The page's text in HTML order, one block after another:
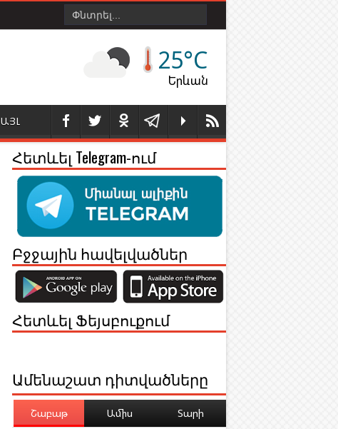
25°C
Երևան
ԱՅԼ
Հետևել Telegram-ում
Բջջային հավելվածներ
Հետևել Ֆեյսբուքում
Ամենաշատ դիտվածները
Շաբաթ Ամիս Տարի